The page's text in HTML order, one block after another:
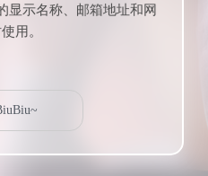
显示名称、邮箱地址和网
用。